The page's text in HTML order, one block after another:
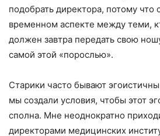
подобрать директора, потому что
временном аспекте между теми,
должен завтра передать свою
самой этой «порослью».
Старики часто бывают
мы создали условия, чтобы этот
сполна. Мне неоднократно
директорами медицинских